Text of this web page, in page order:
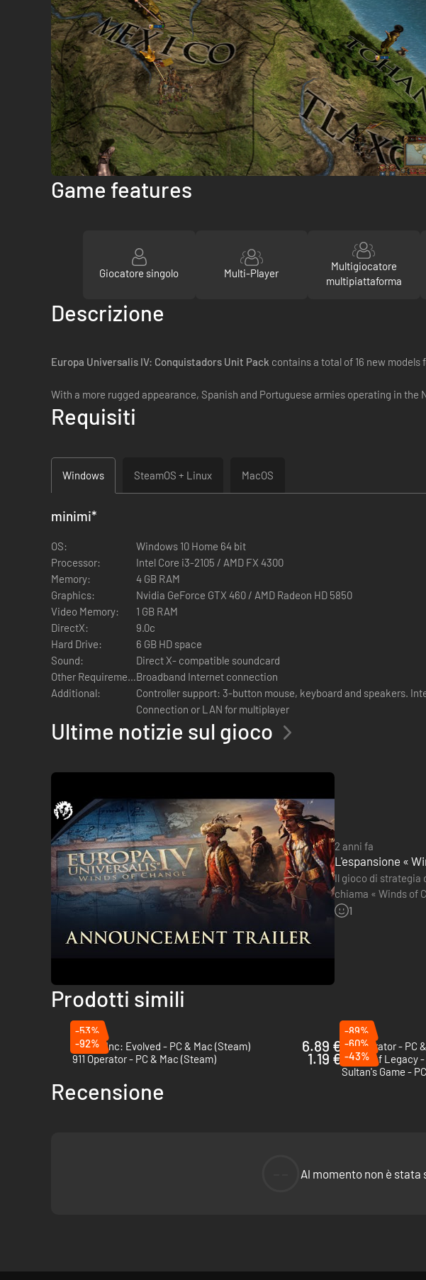
Game features
Giocatore singolo Multi-Player
Multigiocatore
multipiattaforma
Descrizione
Europa Universalis IV: Conquistadors Unit Pack contains a total of 16 new
With a more rugged appearance, Spanish and Portuguese armies operating in
Requisiti
Windows SteamOS + Linux MacOS
minimi*
OS:
Windows 10 Home 64 bit
Processor:
Intel Core i3-2105 / AMD FX 4300
Memory:
4 GB RAM
Graphics:
Nvidia GeForce GTX 460 / AMD Radeon HD 5850
Video Memory:
1 GB RAM
DirectX:
9.0c
Hard Drive:
6 GB HD space
Sound:
Direct X- compatible soundcard
Other Requirements:Broadband Internet connection
Additional:
Controller support: 3-button mouse, keyboard and speakers.
Connection or LAN for multiplayer
Ultime notizie sul gioco
2 anni fa
L'espansione «
Il gioco di strategia
chiama « Winds of
150 nuovi eventi
1
Prodotti simili
-53%
Plague Inc: Evolved - PC & Mac (Steam)
6.89 €
-89%
112 Operator - PC
-92%
911 Operator - PC & Mac (Steam)
1.19 €
-60%
House of Legacy
-43%
Sultan's Game -
Recensione
Al momento non è